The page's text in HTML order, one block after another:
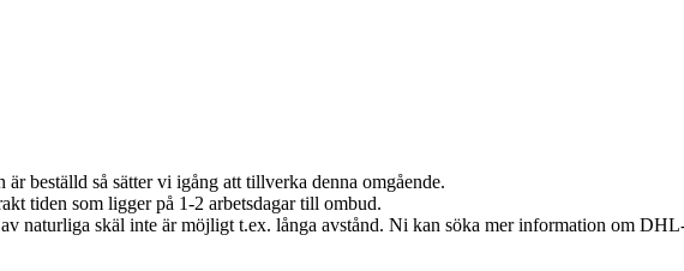
beställd så sätter vi igång att tillverka denna omgående.
tiden som ligger på 1-2 arbetsdagar till ombud.
naturliga skäl inte är möjligt t.ex. långa avstånd. Ni kan söka mer information om